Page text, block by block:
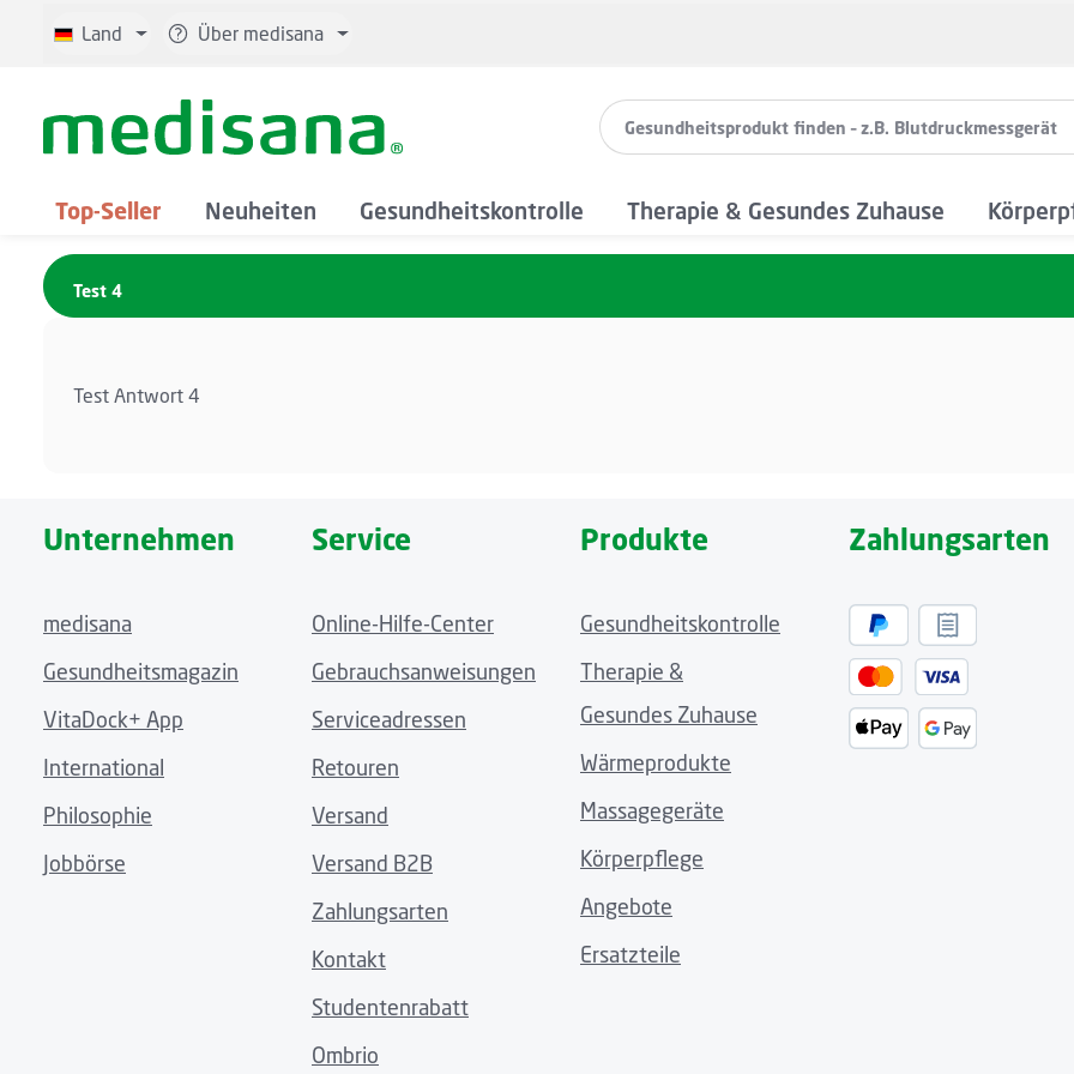
Hauptinhalt springen
Zur Suche springen
Zur Hauptnavigation springen
Land Über medisana
Top-Seller Neuheiten Gesundheitskontrolle Therapie & Gesundes Zuhause
Test 4
Test Antwort 4
Unternehmen
medisana
Gesundheitsmagazin
VitaDock+ App
International
Philosophie
Jobbörse
Service
Online-Hilfe-Center
Gebrauchsanweisungen
Serviceadressen
Retouren
Versand
Versand B2B
Zahlungsarten
Kontakt
Studentenrabatt
Ombrio
Produkte
Gesundheitskontrolle
Therapie &
Gesundes Zuhause
Wärmeprodukte
Massagegeräte
Körperpflege
Angebote
Ersatzteile
Zahlungsarten